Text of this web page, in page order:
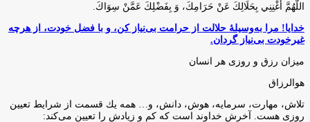
اللَّهُمَّ أَغْنِنِي بِحَلَالِكَ عَنْ حَرَامِكَ، وَ بِفَضْلِكَ عَمَّنْ سِوَاكَ‏.
خدایا! مرا به‌وسیلۀ حلالت از حرامت بی‌نیاز کن، و با فضل خودت، از هرچه
غیرخودت بی‌نیاز گردان.
میزان رزق و روزی هر انسان
هوالرزاق
تلاش، مهارت، سرمايه، هوش، دانش، و… همه يك قسمت از شرايط تعيين
روزى هست. آخرش خداوند است كه كم و زيادش را تعيين مى‌كند: